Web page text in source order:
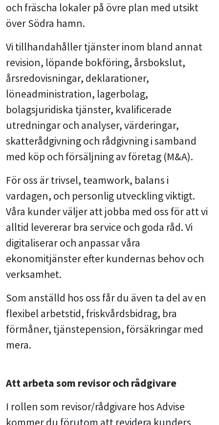
och fräscha lokaler på övre plan med utsikt
över Södra hamn.
Vi tillhandahåller tjänster inom bland annat
revision, löpande bokföring, årsbokslut,
årsredovisningar, deklarationer,
löneadministration, lagerbolag,
bolagsjuridiska tjänster, kvalificerade
utredningar och analyser, värderingar,
skatterådgivning och rådgivning i samband
med köp och försäljning av företag (M&A).
För oss är trivsel, teamwork, balans i
vardagen, och personlig utveckling viktigt.
Våra kunder väljer att jobba med oss för att vi
alltid levererar bra service och goda råd. Vi
digitaliserar och anpassar våra
ekonomitjänster efter kundernas behov och
verksamhet.
Som anställd hos oss får du även ta del av en
flexibel arbetstid, friskvårdsbidrag, bra
förmåner, tjänstepension, försäkringar med
mera.
Att arbeta som revisor och rådgivare
I rollen som revisor/rådgivare hos Advise
kommer du förutom att revidera kunders